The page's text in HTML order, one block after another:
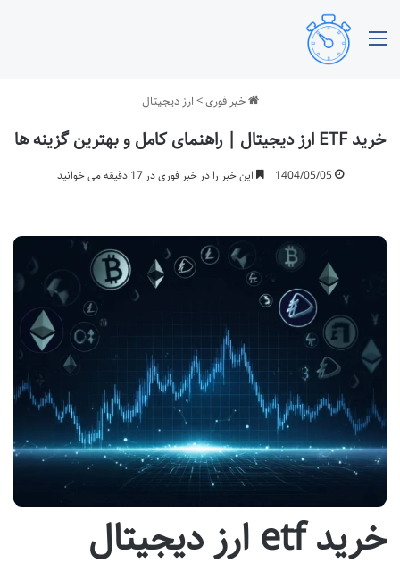
خبر فوری> ارز دیجیتال
خرید ETF ارز دیجیتال | راهنمای کامل و بهترین گزینه ها
1404/05/05 این خبر را در خبر فوری در 17 دقیقه می خوانید
خرید etf ارز دیجیتال